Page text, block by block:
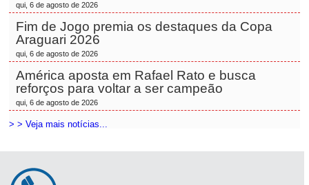
qui, 6 de agosto de 2026
Fim de Jogo premia os destaques da Copa
Araguari 2026
qui, 6 de agosto de 2026
América aposta em Rafael Rato e busca
reforços para voltar a ser campeão
qui, 6 de agosto de 2026
> > Veja mais notícias...